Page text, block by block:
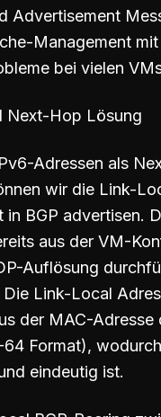
Advertisement
Management
bei vielen
Next-Hop Lösung
Adressen als
wir die Link-
in BGP advertisen.
aus der VM-
Auflösung
Die Link-Local
der MAC-Adresse
Format),
eindeutig ist.